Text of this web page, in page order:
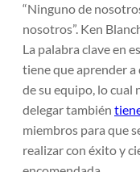
“Ninguno de
nosotros”. Ken
La palabra clave en
tiene que aprender a
de su equipo, lo cual
delegar también
miembros para que
realizar con éxito y